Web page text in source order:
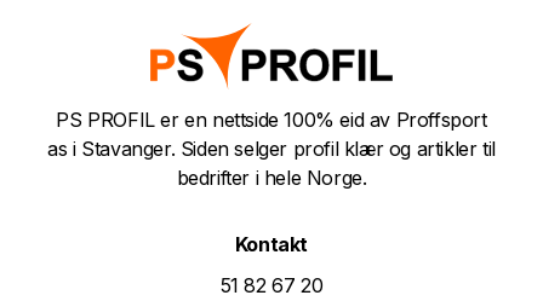
PS PROFIL er en nettside 100% eid av Proffsport
as i Stavanger. Siden selger profil klær og artikler til
bedrifter i hele Norge.
Kontakt
51 82 67 20